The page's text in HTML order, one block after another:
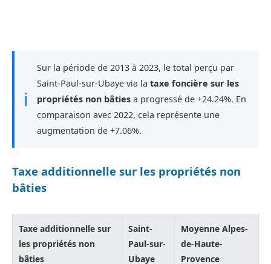
ℹ
Sur la période de 2013 à 2023, le total perçu par
Saint-Paul-sur-Ubaye via la taxe foncière sur les
propriétés non bâties a progressé de +24.24%. En
comparaison avec 2022, cela représente une
augmentation de +7.06%.
Taxe additionnelle sur les propriétés non
bâties
Taxe additionnelle sur
les propriétés non
bâties
Saint-
Paul-sur-
Ubaye
Moyenne Alpes-
de-Haute-
Provence